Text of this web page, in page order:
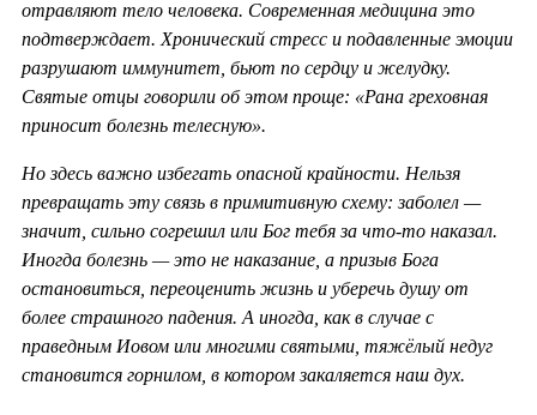
отравляют тело человека. Современная медицина это
подтверждает. Хронический стресс и подавленные эмоции
разрушают иммунитет, бьют по сердцу и желудку.
Святые отцы говорили об этом проще: «Рана греховная
приносит болезнь телесную».
Но здесь важно избегать опасной крайности. Нельзя
превращать эту связь в примитивную схему: заболел —
значит, сильно согрешил или Бог тебя за что-то наказал.
Иногда болезнь — это не наказание, а призыв Бога
остановиться, переоценить жизнь и уберечь душу от
более страшного падения. А иногда, как в случае с
праведным Иовом или многими святыми, тяжёлый недуг
становится горнилом, в котором закаляется наш дух.